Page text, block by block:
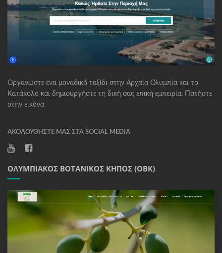
Οργανώστε ένα μοναδικό ταξίδι στην Αρχαία Ολυμπία και το
Κατάκολο και δημιουργήστε τη δική σας επική εμπειρία. Πατήστε
στην εικόνα
ΑΚΟΛΟΥΘΉΣΤΕ ΜΑΣ ΣΤΑ SOCIAL MEDIA
ΟΛΥΜΠΙΑΚΌΣ ΒΟΤΑΝΙΚΌΣ ΚΉΠΟΣ (ΟΒΚ)